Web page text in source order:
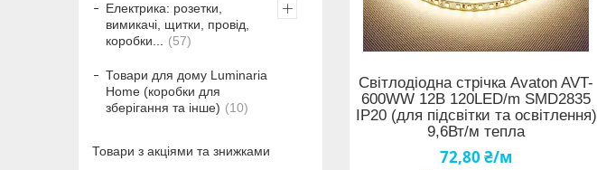
Світлодіодна стрічка Avaton AVT-
600WW 12В 120LED/m SMD2835
IP20 (для підсвітки та освітлення)
9,6Вт/м тепла
72,80 ₴/м
Електрика: розетки,
вимикачі, щитки, провід,
коробки...
57
Товари для дому Luminaria
Home (коробки для
зберігання та інше)
10
Товари з акціями та знижками